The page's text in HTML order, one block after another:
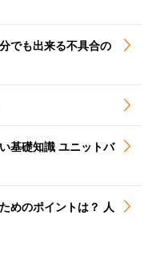
でも出来る不具合の
基礎知識 ユニットバ
めのポイントは？ 人